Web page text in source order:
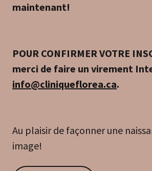
maintenant!
POUR CONFIRMER VOTRE
merci de faire un virement
info@cliniqueflorea.ca.
Au plaisir de façonner une
image!